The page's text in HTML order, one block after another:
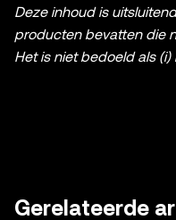
Deze inhoud is
producten bevatten die
Het is niet bedoeld als
beleggingsaanbeveling;
fiscaal advies. Het bezit
waaronder stablecoins
zorgvuldig of het, aan
Gerelateerde